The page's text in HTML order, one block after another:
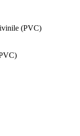
(PVC)